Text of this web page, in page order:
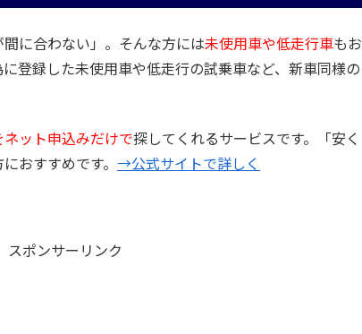
に合わない」。そんな方には未使用車や低走行車もお
登録した未使用車や低走行の試乗車など、新車同様の
ット申込みだけで探してくれるサービスです。「安く
おすすめです。 →公式サイトで詳しく
スポンサーリンク